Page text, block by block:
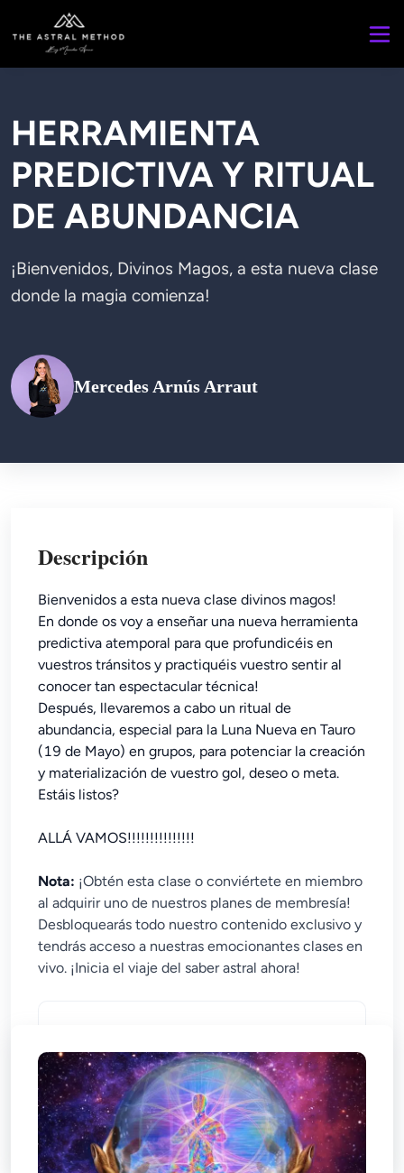
HERRAMIENTA
PREDICTIVA Y RITUAL
DE ABUNDANCIA
¡Bienvenidos, Divinos Magos, a esta nueva clase
donde la magia comienza!
Mercedes Arnús Arraut
Descripción
Bienvenidos a esta nueva clase divinos magos!
En donde os voy a enseñar una nueva herramienta
predictiva atemporal para que profundicéis en
vuestros tránsitos y practiquéis vuestro sentir al
conocer tan espectacular técnica!
Después, llevaremos a cabo un ritual de
abundancia, especial para la Luna Nueva en Tauro
(19 de Mayo) en grupos, para potenciar la creación
y materialización de vuestro gol, deseo o meta.
Estáis listos?
ALLÁ VAMOS!!!!!!!!!!!!!!!
Nota: ¡Obtén esta clase o conviértete en miembro
al adquirir uno de nuestros planes de membresía!
Desbloquearás todo nuestro contenido exclusivo y
tendrás acceso a nuestras emocionantes clases en
vivo. ¡Inicia el viaje del saber astral ahora!
¿Qué necesito para esta lección?